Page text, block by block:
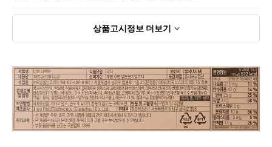
상품고시정보 더보기